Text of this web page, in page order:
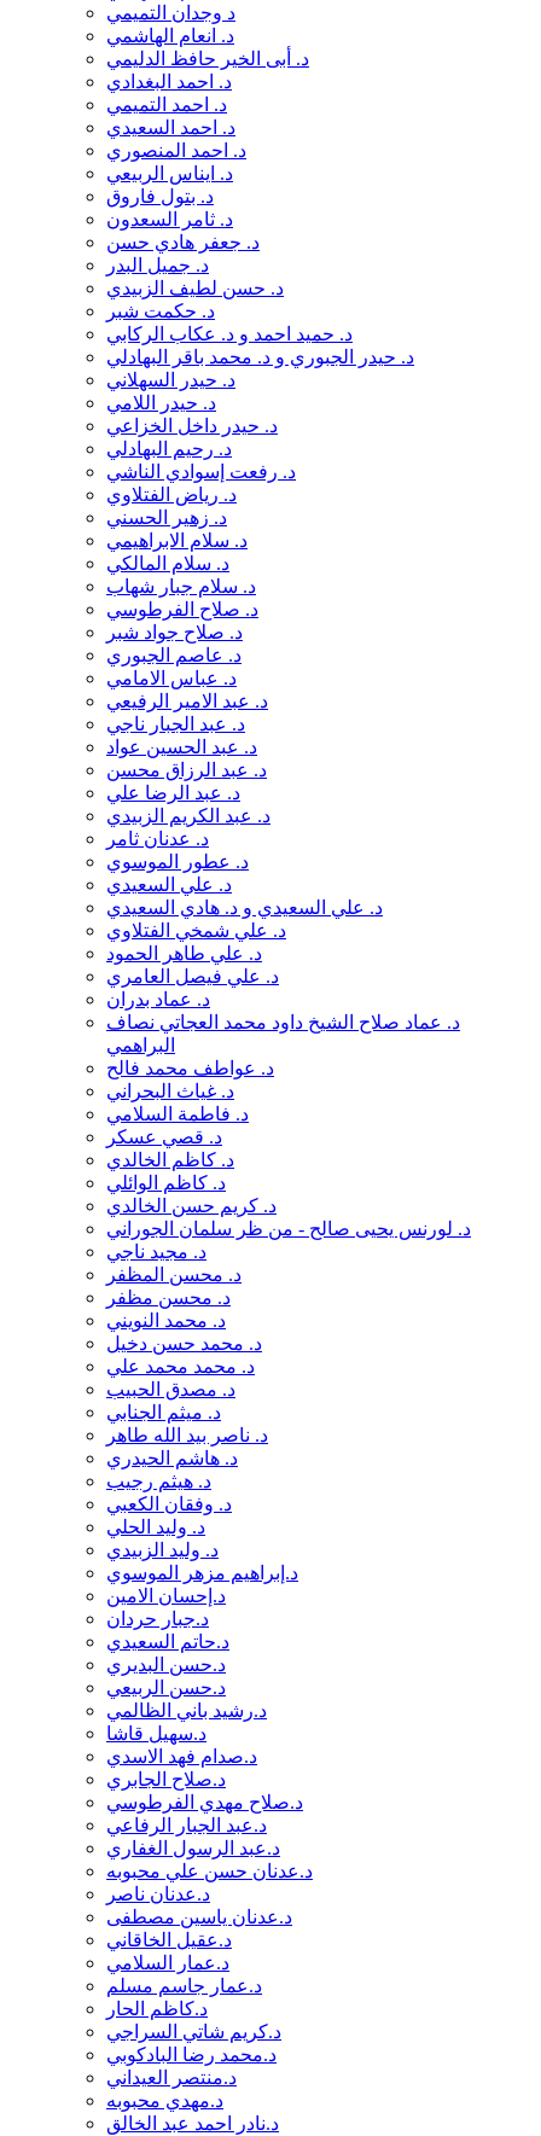
د. هاشم الحيدري
د. هيثم رجيب
د. وفقان الكعبي
د. وليد الحلي
د. وليد الزبيدي
د.إبراهيم مزهر الموسوي
د.إحسان الامين
د.جبار حردان
د.حاتم السعيدي
د.حسن البديري
د.حسن الربيعي
د.رشيد باني الظالمي
د.سهيل قاشا
د.صدام فهد الاسدي
د.صلاح الجابري
د.صلاح مهدي الفرطوسي
د.عبد الجبار الرفاعي
د.عبد الرسول الغفاري
د.عدنان حسن علي محبوبه
د.عدنان ناصر
د.عدنان ياسين مصطفى
د.عقيل الخاقاني
د.عمار السلامي
د.عمار جاسم مسلم
د.كاظم الحار
د.كريم شاتي السراجي
د.محمد رضا البادكوبي
د.منتصر العيداني
د.مهدي محبوبه
د.نادر احمد عبد الخالق
د.هناء القاضي
رحيم عليوي
رشاد الانصاري
رهام رافع الشرعة
روبرت س .سولمون
روح اله اسلامي
رياض هادي الحكيم
زهراء عماد الاسدي
زيد الحمداني
زينبية الهوى
سالم مشكور
سامي هيال
سامْيَوَل هلفونت
سعد الحجي
سعد مرزة
سلام علي محمد
سماح العلياوي
سمية حسنعليان
سمير الشكري
سنيه عبد عون
سوادي عبد محمد
سوزان عون
شاكر الغزي
صائب عبد الحميد
صالح التميمي
صالح الصيرفي
صالح الطائي
صباح محسن كاظم
صلاح الحمامي
ضياء الجواهري
طارق الكناني
طالب السنجري
طالب ياسر
طاهر ال عكلة
عادل القاضي
عباس كريم المحمداوي
عبد الاله البلداوي
عبد الامير المؤمن
عبد الحسين الخزاعي
عبد العظيم جبر
عبد الكريم فضل الله
عبد الله العبادي
عبد الهادي الفرطوسي
عبير الاسدي
عز الدين سليم
عفاف مطر
علاء المالكي
علي الرفاعي
علي السعدي
علي الياسري
علي جاسب
علي عبود بحر العلوم
عمار البغدادي
غالب الركابي
غالب الشابندر
غالب الناصر
غسان ياسين عكلو
غفار عفراوي
فائق عبد لكريم
فائق محمد حسين
فارس الحريزي
فارس فضيل
د وجدان التميمي
د. انعام الهاشمي
د. أبى الخير حافظ الدليمي
د. احمد البغدادي
د. احمد التميمي
د. احمد السعيدي
د. احمد المنصوري
د. ايناس الربيعي
د. بتول فاروق
د. ثامر السعدون
د. جعفر هادي حسن
د. جميل البدر
د. حسن لطيف الزبيدي
د. حكمت شبر
د. حميد احمد و د. عكاب الركابي
د. حيدر الجبوري و د. محمد باقر البهادلي
د. حيدر السهلاني
د. حيدر اللامي
د. حيدر داخل الخزاعي
د. رحيم البهادلي
د. رفعت إسوادي الناشي
د. رياض الفتلاوي
د. زهير الحسني
د. سلام الابراهيمي
د. سلام المالكي
د. سلام جبار شهاب
د. صلاح الفرطوسي
د. صلاح جواد شبر
د. عاصم الجبوري
د. عباس الامامي
د. عبد الامير الرفيعي
د. عبد الجبار ناجي
د. عبد الحسين عواد
د. عبد الرزاق محسن
د. عبد الرضا علي
د. عبد الكريم الزبيدي
د. عدنان ثامر
د. عطور الموسوي
د. علي السعيدي
د. علي السعيدي و د. هادي السعيدي
د. علي شمخي الفتلاوي
د. علي طاهر الحمود
د. علي فيصل العامري
د. عماد بدران
د. عماد صلاح الشيخ داود محمد العجاتي نصاف
البراهمي
د. عواطف محمد فالح
د. غياث البحراني
د. فاطمة السلامي
د. قصي عسكر
د. كاظم الخالدي
د. كاظم الوائلي
د. كريم حسن الخالدي
د. لورنس يحيى صالح - من ظر سلمان الجوراني
د. مجيد ناجي
د. محسن المظفر
د. محسن مظفر
د. محمد النويني
د. محمد حسن دخيل
د. محمد محمد علي
د. مصدق الحبيب
د. ميثم الجنابي
د. ناصر بيد الله طاهر
د. هاشم الحيدري
د. هيثم رجيب
د. وفقان الكعبي
د. وليد الحلي
د. وليد الزبيدي
د.إبراهيم مزهر الموسوي
د.إحسان الامين
د.جبار حردان
د.حاتم السعيدي
د.حسن البديري
د.حسن الربيعي
د.رشيد باني الظالمي
د.سهيل قاشا
د.صدام فهد الاسدي
د.صلاح الجابري
د.صلاح مهدي الفرطوسي
د.عبد الجبار الرفاعي
د.عبد الرسول الغفاري
د.عدنان حسن علي محبوبه
د.عدنان ناصر
د.عدنان ياسين مصطفى
د.عقيل الخاقاني
د.عمار السلامي
د.عمار جاسم مسلم
د.كاظم الحار
د.كريم شاتي السراجي
د.محمد رضا البادكوبي
د.منتصر العيداني
د.مهدي محبوبه
د.نادر احمد عبد الخالق